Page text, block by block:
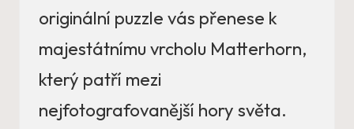
originální puzzle vás přenese k
majestátnímu vrcholu Matterhorn,
který patří mezi
nejfotografovanější hory světa.